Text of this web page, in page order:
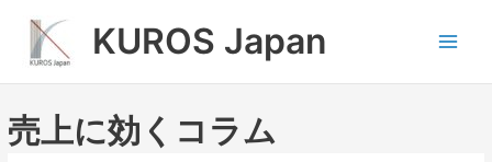
ス
ッ
KUROS Japan
売上に効くコラム